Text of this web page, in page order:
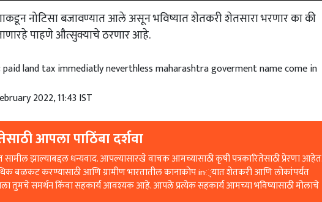
नोटिसा बजावण्यात आले असून भविष्यात शेतकरी शेतसारा भरणार का की
पाहणे औत्सुक्याचे ठरणार आहे.
paid land tax immediatly neverthless maharashtra goverment name come in
2022, 11:43 IST
आपला पाठिंबा दर्शवा
झाल्याबद्दल धन्यवाद. आपल्यासारखे वाचक आमच्यासाठी कृषी पत्रकारितेसाठी प्रेरणा आहेत.
बळकट करण्यासाठी आणि ग्रामीण भारतातील कानाकोप in्यात शेतकरी आणि लोकांपर्यंत
तुमचे समर्थन किंवा सहकार्य आवश्यक आहे. आपले प्रत्येक सहकार्य आमच्या भविष्यासाठी मोलाचे